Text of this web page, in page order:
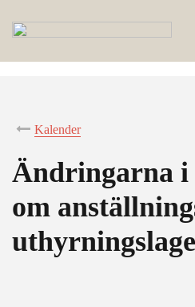
Kalender
Ändringarna i
om